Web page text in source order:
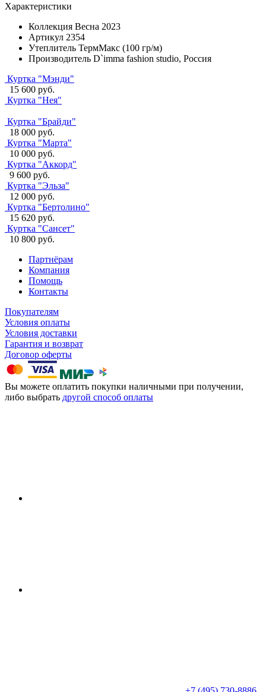
Характеристики
Коллекция Весна 2023
Артикул 2354
Утеплитель ТермМакс (100 гр/м)
Производитель D`imma fashion studio, Россия
Куртка "Мэнди"
15 600 руб.
Куртка "Нея"
Куртка "Брайди"
18 000 руб.
Куртка "Марта"
10 000 руб.
Куртка "Аккорд"
9 600 руб.
Куртка "Эльза"
12 000 руб.
Куртка "Бертолино"
15 620 руб.
Куртка "Сансет"
10 800 руб.
Партнёрам
Компания
Помощь
Контакты
Покупателям
Условия оплаты
Условия доставки
Гарантия и возврат
Договор оферты
Вы можете оплатить покупки наличными при получении,
либо выбрать другой способ оплаты